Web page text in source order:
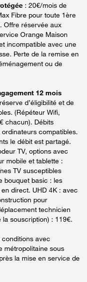
: 20€/mois de
Fibre pour toute 1ère
Offre réservée aux
Orange Maison
incompatible avec une
Perte de la remise en
ou de
12 mois
d’éligibilité et de
(Répéteur Wifi,
chacun). Débits
compatibles.
le débit est partagé.
TV, options avec
mobile et tablette :
TV susceptibles
bouquet basic : les
direct. UHD 4K : avec
pour
technicien
souscription) : 119€.
conditions avec
métropolitaine sous
la mise en service de